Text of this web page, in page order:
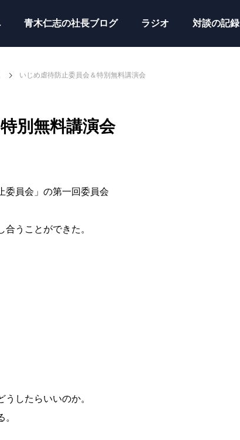
青木仁志の社長ブログ ラジオ 対談の記録
いじめ虐待防止委員会＆特別無料講演会
別無料講演会
委員会」の第一回委員会
うことができた。
したらいいのか。